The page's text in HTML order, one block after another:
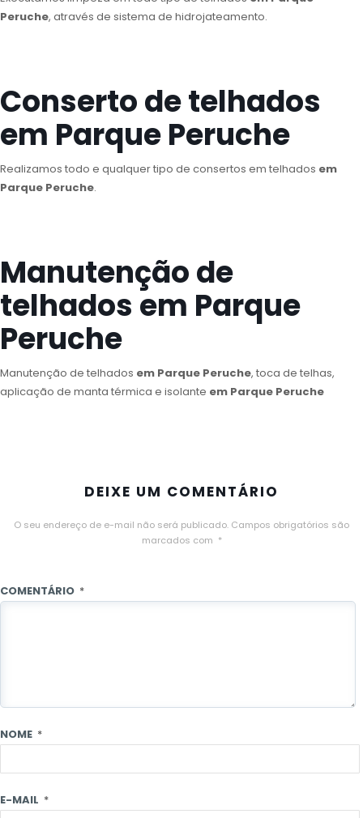
Peruche, através de sistema de hidrojateamento.
Conserto de telhados
em Parque Peruche
Realizamos todo e qualquer tipo de consertos em telhados em
Parque Peruche.
Manutenção de
telhados em Parque
Peruche
Manutenção de telhados em Parque Peruche, toca de telhas,
aplicação de manta térmica e isolante em Parque Peruche
DEIXE UM COMENTÁRIO
O seu endereço de e-mail não será publicado. Campos obrigatórios são
marcados com *
COMENTÁRIO *
NOME *
E-MAIL *